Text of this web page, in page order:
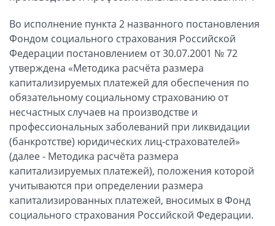
Во исполнение пункта 2 названного постановления
Фондом социального страхования Российской
Федерации постановлением от 30.07.2001 № 72
утверждена «Методика расчёта размера
капитализируемых платежей для обеспечения по
обязательному социальному страхованию от
несчастных случаев на производстве и
профессиональных заболеваний при ликвидации
(банкротстве) юридических лиц-страхователей»
(далее - Методика расчёта размера
капитализируемых платежей), положения которой
учитываются при определении размера
капитализированных платежей, вносимых в Фонд
социального страхования Российской Федерации.